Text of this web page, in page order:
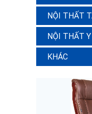
NỘI THẤT
NỘI THẤT
KHÁC